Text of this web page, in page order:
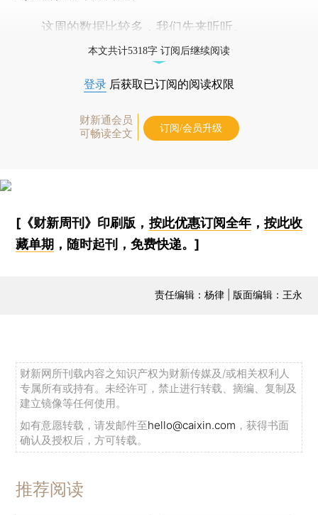
这周的数据比较多，我们先来听听。
本文共计5318字 订阅后继续阅读
登录 后获取已订阅的阅读权限
财新通会员
可畅读全文
订阅/会员升级
[《财新周刊》印刷版， 按此优惠订阅全年， 按此收
藏单期 ，随时起刊，免费快递。]
责任编辑：杨律 | 版面编辑：王永
财新网所刊载内容之知识产权为财新传媒及/或相关权利人
专属所有或持有。未经许可，禁止进行转载、摘编、复制及
建立镜像等任何使用。
如有意愿转载，请发邮件至hello@caixin.com ，获得书面
确认及授权后，方可转载。
推荐阅读